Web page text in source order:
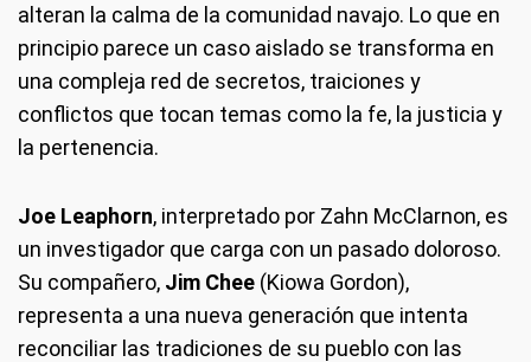
alteran la calma de la comunidad navajo. Lo que en
principio parece un caso aislado se transforma en
una compleja red de secretos, traiciones y
conflictos que tocan temas como la fe, la justicia y
la pertenencia.
Joe Leaphorn, interpretado por Zahn McClarnon, es
un investigador que carga con un pasado doloroso.
Su compañero, Jim Chee (Kiowa Gordon),
representa a una nueva generación que intenta
reconciliar las tradiciones de su pueblo con las